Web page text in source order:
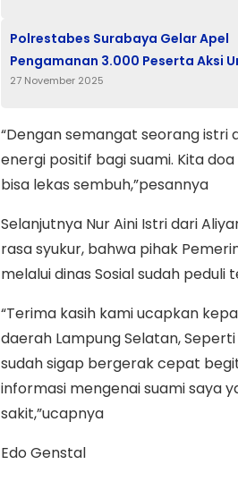
Polrestabes Surabaya Gelar Apel
Pengamanan 3.000 Peserta Aksi
27 November 2025
“Dengan semangat seorang istri
energi positif bagi suami. Kita
bisa lekas sembuh,”pesannya
Selanjutnya Nur Aini Istri dari
rasa syukur, bahwa pihak
melalui dinas Sosial sudah peduli
“Terima kasih kami ucapkan
daerah Lampung Selatan,
sudah sigap bergerak cepat
informasi mengenai suami saya
sakit,”ucapnya
Edo Genstal